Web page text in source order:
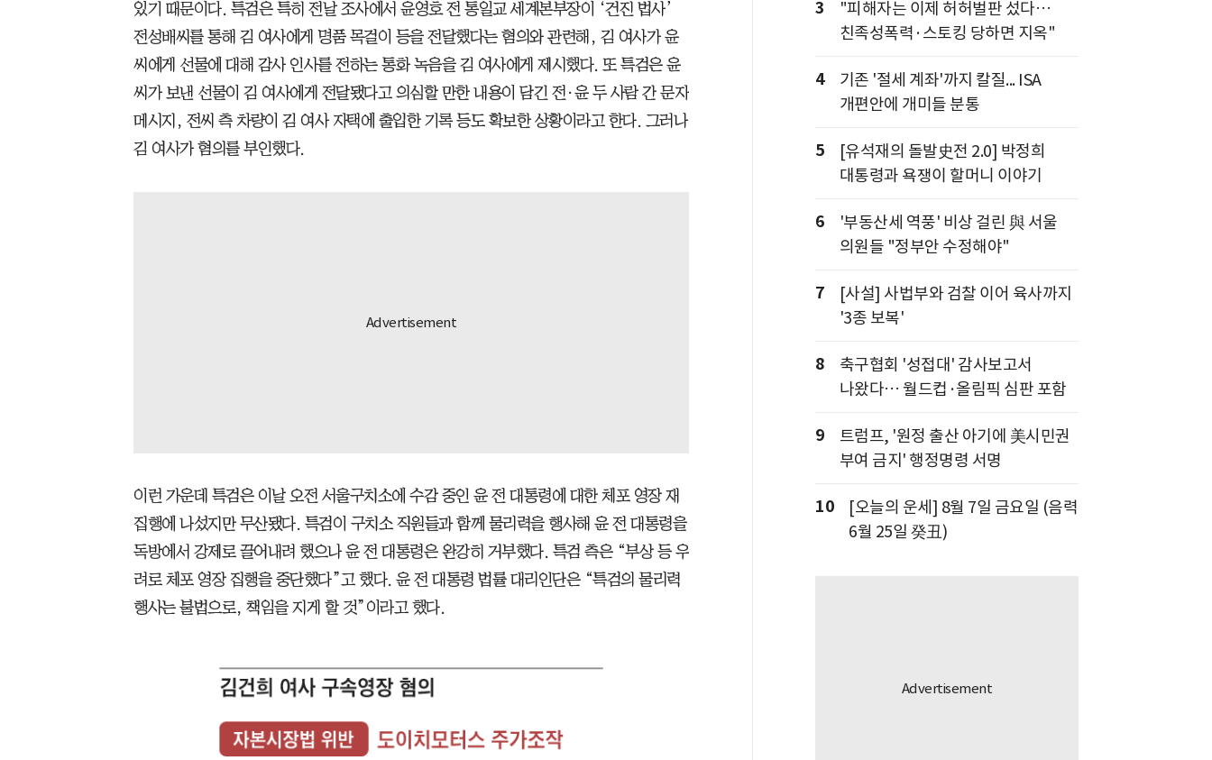
있기 때문이다. 특검은 특히 전날 조사에서 윤영호 전 통일교 세계본부장이 ‘건진 법사’
전성배씨를 통해 김 여사에게 명품 목걸이 등을 전달했다는 혐의와 관련해, 김 여사가 윤
씨에게 선물에 대해 감사 인사를 전하는 통화 녹음을 김 여사에게 제시했다. 또 특검은 윤
씨가 보낸 선물이 김 여사에게 전달됐다고 의심할 만한 내용이 담긴 전·윤 두 사람 간 문자
메시지, 전씨 측 차량이 김 여사 자택에 출입한 기록 등도 확보한 상황이라고 한다. 그러나
김 여사가 혐의를 부인했다.
이런 가운데 특검은 이날 오전 서울구치소에 수감 중인 윤 전 대통령에 대한 체포 영장 재
집행에 나섰지만 무산됐다. 특검이 구치소 직원들과 함께 물리력을 행사해 윤 전 대통령을
독방에서 강제로 끌어내려 했으나 윤 전 대통령은 완강히 거부했다. 특검 측은 “부상 등 우
려로 체포 영장 집행을 중단했다”고 했다. 윤 전 대통령 법률 대리인단은 “특검의 물리력
행사는 불법으로, 책임을 지게 할 것”이라고 했다.
3
"피해자는 이제 허허벌판 섰다…
친족성폭력·스토킹 당하면 지옥"
4
기존 '절세 계좌'까지 칼질... ISA
개편안에 개미들 분통
5
[유석재의 돌발史전 2.0] 박정희
대통령과 욕쟁이 할머니 이야기
6
'부동산세 역풍' 비상 걸린 與 서울
의원들 "정부안 수정해야"
7
[사설] 사법부와 검찰 이어 육사까지
'3종 보복'
8
축구협회 '성접대' 감사보고서
나왔다… 월드컵·올림픽 심판 포함
9
트럼프, '원정 출산 아기에 美시민권
부여 금지' 행정명령 서명
10
[오늘의 운세] 8월 7일 금요일 (음력
6월 25일 癸丑)